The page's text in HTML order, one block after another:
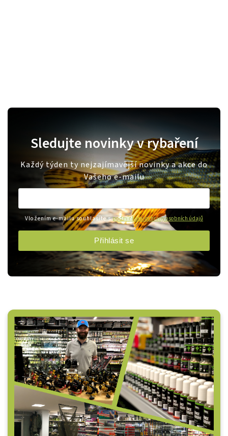
Sledujte novinky v rybaření
Každý týden ty nejzajímavější novinky a akce do
Vašeho e-mailu
Vložením e-mailu souhlasíte spodmínkami ochrany osobních údajů
Přihlásit se